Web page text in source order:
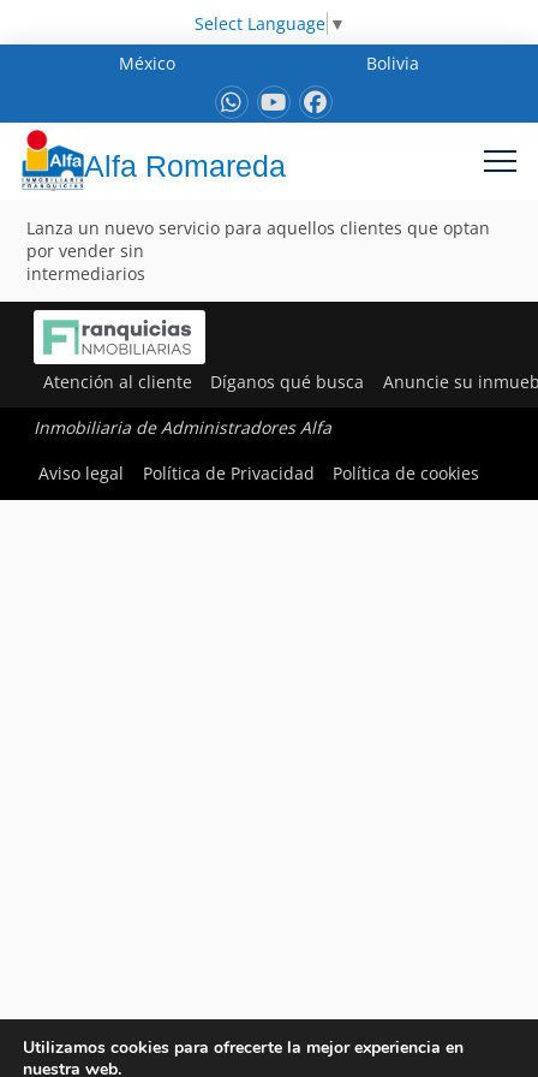
Select Language ▼
México
Bolivia
Alfa Romareda
Lanza un nuevo servicio para aquellos clientes que optan
por vender sin
intermediarios
Atención al cliente Díganos qué busca Anuncie su
Inmobiliaria de Administradores Alfa
Aviso legal
Política de Privacidad Política de cookies
Utilizamos cookies para ofrecerte la mejor experiencia en
nuestra web.